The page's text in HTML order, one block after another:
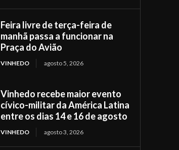
Feira livre de terça-feira de
manhã passa a funcionar na
Praça do Avião
VINHEDO agosto 5, 2026
Vinhedo recebe maior evento
cívico-militar da América Latina
entre os dias 14 e 16 de agosto
VINHEDO agosto 3, 2026